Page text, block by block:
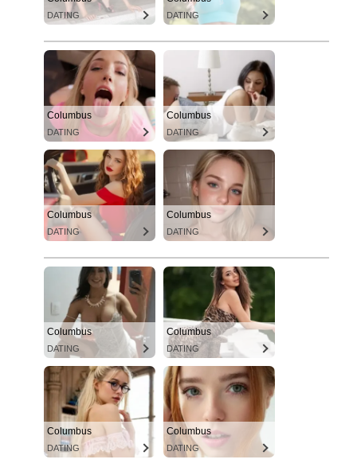
DATING DATING
Columbus
DATING
Columbus
DATING
Columbus
DATING
Columbus
DATING
Columbus
DATING
Columbus
DATING
Columbus
DATING
Columbus
DATING